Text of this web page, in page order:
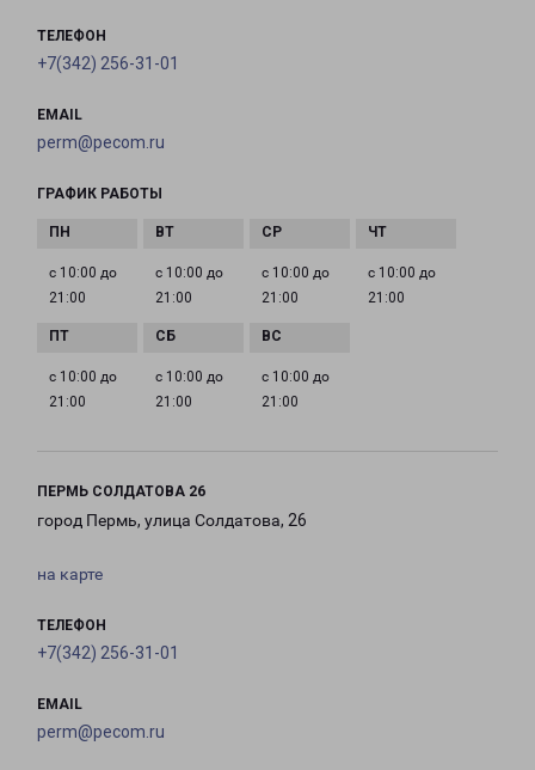
ТЕЛЕФОН
+7(342) 256-31-01
EMAIL
perm@pecom.ru
ГРАФИК РАБОТЫ
с 10:00 до
21:00
с 10:00 до
21:00
с 10:00 до
21:00
с 10:00 до
21:00
с 10:00 до
21:00
с 10:00 до
21:00
с 10:00 до
21:00
ПЕРМЬ СОЛДАТОВА 26
город Пермь, улица Солдатова, 26
на карте
ТЕЛЕФОН
+7(342) 256-31-01
EMAIL
perm@pecom.ru